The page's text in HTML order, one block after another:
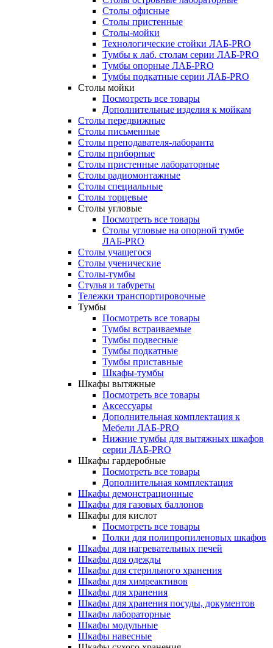
Столы офисные
Столы пристенные
Столы-мойки
Технологические стойки ЛАБ-PRO
Тумбы к лаб. столам серии ЛАБ-PRO
Тумбы опорные ЛАБ-PRO
Тумбы подкатные серии ЛАБ-PRO
Столы мойки
Посмотреть все товары
Дополнительные изделия к мойкам
Столы передвижные
Столы письменные
Столы преподавателя-лаборанта
Столы приборные
Столы пристенные лабораторные
Столы радиомонтажные
Столы специальные
Столы торцевые
Столы угловые
Посмотреть все товары
Столы угловые на опорной тумбе
ЛАБ-PRO
Столы учащегося
Столы ученические
Столы-тумбы
Стулья и табуреты
Тележки транспортировочные
Тумбы
Посмотреть все товары
Тумбы встраиваемые
Тумбы подвесные
Тумбы подкатные
Тумбы приставные
Шкафы-тумбы
Шкафы вытяжные
Посмотреть все товары
Аксессуары
Дополнительная комплектация к
Мебели ЛАБ-PRO
Нижние тумбы для вытяжных шкафов
серии ЛАБ-PRO
Шкафы гардеробные
Посмотреть все товары
Дополнительная комплектация
Шкафы демонстрационные
Шкафы для газовых баллонов
Шкафы для кислот
Посмотреть все товары
Полки для полипропиленовых шкафов
Шкафы для нагревательных печей
Шкафы для одежды
Шкафы для стерильного хранения
Шкафы для химреактивов
Шкафы для хранения
Шкафы для хранения посуды, документов
Шкафы лабораторные
Шкафы модульные
Шкафы навесные